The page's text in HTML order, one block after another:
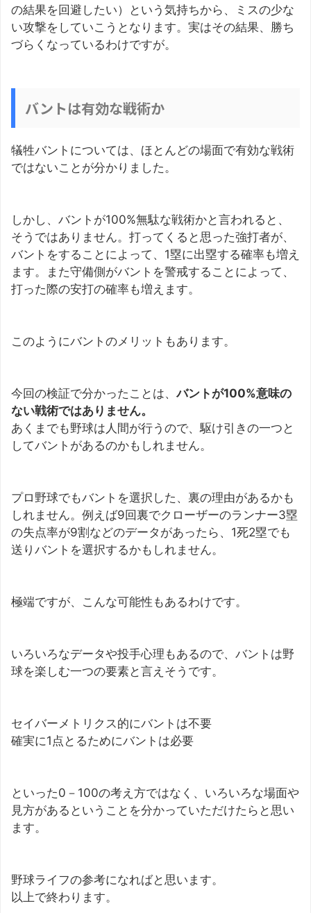
の結果を回避したい）という気持ちから、ミスの少な
い攻撃をしていこうとなります。実はその結果、勝ち
づらくなっているわけですが。
バントは有効な戦術か
犠牲バントについては、ほとんどの場面で有効な戦術
ではないことが分かりました。
しかし、バントが100%無駄な戦術かと言われると、
そうではありません。打ってくると思った強打者が、
バントをすることによって、1塁に出塁する確率も増え
ます。また守備側がバントを警戒することによって、
打った際の安打の確率も増えます。
このようにバントのメリットもあります。
今回の検証で分かったことは、バントが100%意味の
ない戦術ではありません。
あくまでも野球は人間が行うので、駆け引きの一つと
してバントがあるのかもしれません。
プロ野球でもバントを選択した、裏の理由があるかも
しれません。例えば9回裏でクローザーのランナー3塁
の失点率が9割などのデータがあったら、1死2塁でも
送りバントを選択するかもしれません。
極端ですが、こんな可能性もあるわけです。
いろいろなデータや投手心理もあるので、バントは野
球を楽しむ一つの要素と言えそうです。
セイバーメトリクス的にバントは不要
確実に1点とるためにバントは必要
といった0－100の考え方ではなく、いろいろな場面や
見方があるということを分かっていただけたらと思い
ます。
野球ライフの参考になればと思います。
以上で終わります。